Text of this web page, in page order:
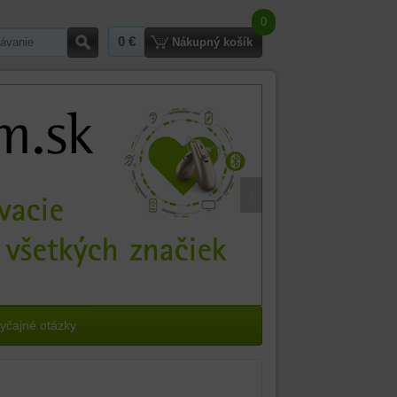
Hľadať
0 €
0
Nákupný košík
otázky